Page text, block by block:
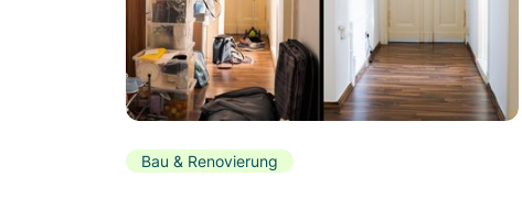
Bau & Renovierung